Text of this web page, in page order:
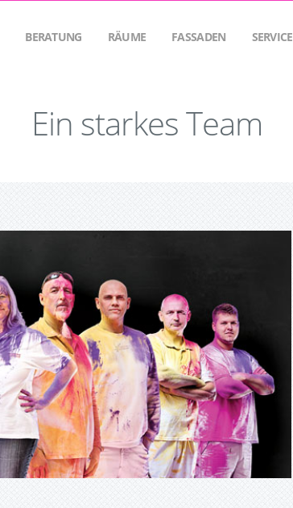
BERATUNG RÄUME FASSADEN SERVICE
Ein starkes Team